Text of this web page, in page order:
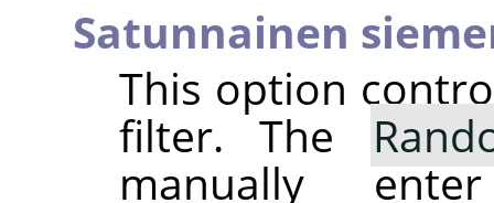
Satunnainen
This option
filter. The
manually